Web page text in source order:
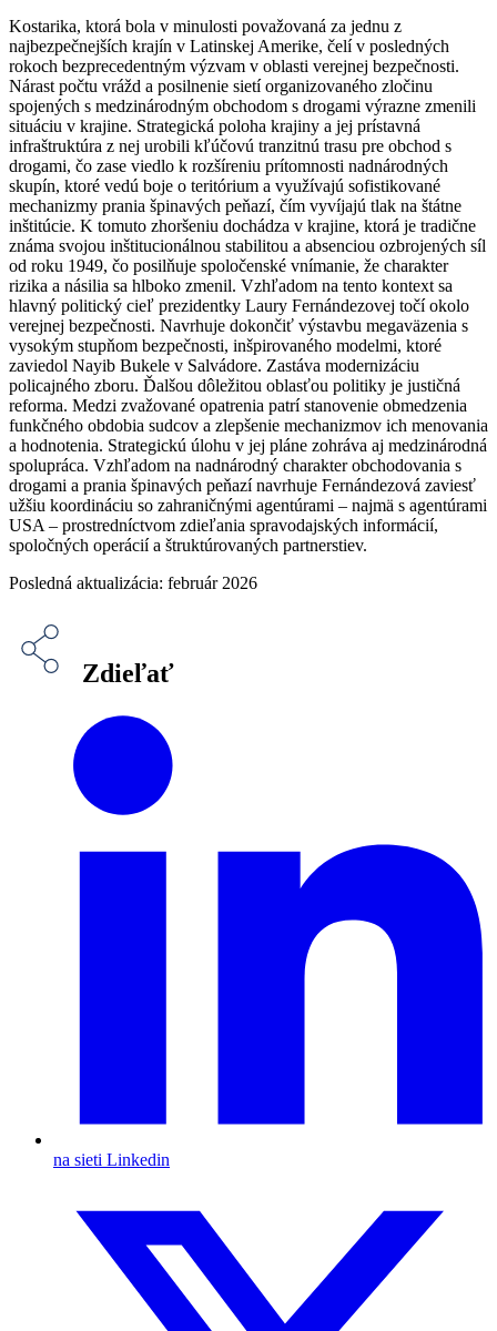
Kostarika, ktorá bola v minulosti považovaná za jednu z
najbezpečnejších krajín v Latinskej Amerike, čelí v posledných
rokoch bezprecedentným výzvam v oblasti verejnej bezpečnosti.
Nárast počtu vrážd a posilnenie sietí organizovaného zločinu
spojených s medzinárodným obchodom s drogami výrazne zmenili
situáciu v krajine. Strategická poloha krajiny a jej prístavná
infraštruktúra z nej urobili kľúčovú tranzitnú trasu pre obchod s
drogami, čo zase viedlo k rozšíreniu prítomnosti nadnárodných
skupín, ktoré vedú boje o teritórium a využívajú sofistikované
mechanizmy prania špinavých peňazí, čím vyvíjajú tlak na štátne
inštitúcie. K tomuto zhoršeniu dochádza v krajine, ktorá je tradične
známa svojou inštitucionálnou stabilitou a absenciou ozbrojených síl
od roku 1949, čo posilňuje spoločenské vnímanie, že charakter
rizika a násilia sa hlboko zmenil. Vzhľadom na tento kontext sa
hlavný politický cieľ prezidentky Laury Fernándezovej točí okolo
verejnej bezpečnosti. Navrhuje dokončiť výstavbu megaväzenia s
vysokým stupňom bezpečnosti, inšpirovaného modelmi, ktoré
zaviedol Nayib Bukele v Salvádore. Zastáva modernizáciu
policajného zboru. Ďalšou dôležitou oblasťou politiky je justičná
reforma. Medzi zvažované opatrenia patrí stanovenie obmedzenia
funkčného obdobia sudcov a zlepšenie mechanizmov ich menovania
a hodnotenia. Strategickú úlohu v jej pláne zohráva aj medzinárodná
spolupráca. Vzhľadom na nadnárodný charakter obchodovania s
drogami a prania špinavých peňazí navrhuje Fernándezová zaviesť
užšiu koordináciu so zahraničnými agentúrami – najmä s agentúrami
USA – prostredníctvom zdieľania spravodajských informácií,
spoločných operácií a štruktúrovaných partnerstiev.
Posledná aktualizácia: február 2026
Zdieľať
na sieti Linkedin